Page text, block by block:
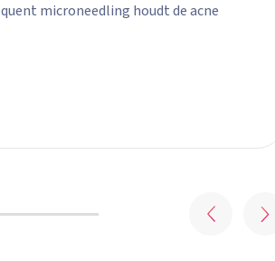
microneedling houdt de acne